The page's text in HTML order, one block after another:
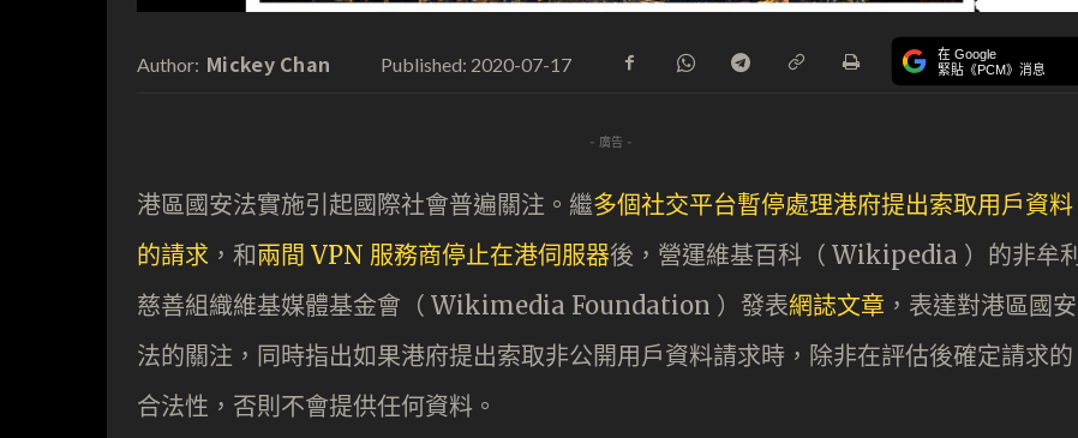
Author: Mickey Chan Published: 2020-07-17 在 Google
緊貼《PCM》消息
- 廣告 -
港區國安法實施引起國際社會普遍關注。繼多個社交平台暫停處理港府提出索取用戶資料
的請求 ，和兩間 VPN 服務商停止在港伺服器後，營運維基百科（ Wikipedia ）的非牟利
慈善組織維基媒體基金會（ Wikimedia Foundation ）發表網誌文章 ，表達對港區國安
法的關注，同時指出如果港府提出索取非公開用戶資料請求時，除非在評估後確定請求的
合法性，否則不會提供任何資料。